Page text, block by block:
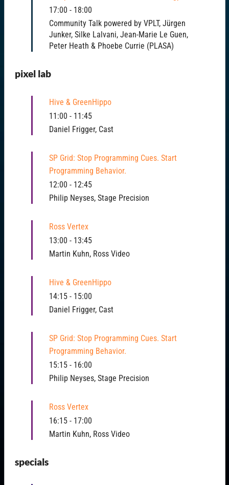
17:00 - 18:00
Community Talk powered by VPLT, Jürgen
Junker, Silke Lalvani, Jean-Marie Le Guen,
Peter Heath & Phoebe Currie (PLASA)
pixel lab
Hive & GreenHippo
11:00 - 11:45
Daniel Frigger, Cast
SP Grid: Stop Programming Cues. Start
Programming Behavior.
12:00 - 12:45
Philip Neyses, Stage Precision
Ross Vertex
13:00 - 13:45
Martin Kuhn, Ross Video
Hive & GreenHippo
14:15 - 15:00
Daniel Frigger, Cast
SP Grid: Stop Programming Cues. Start
Programming Behavior.
15:15 - 16:00
Philip Neyses, Stage Precision
Ross Vertex
16:15 - 17:00
Martin Kuhn, Ross Video
specials